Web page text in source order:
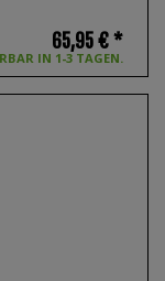
IN 1-3 TAGEN.
65,95 € *